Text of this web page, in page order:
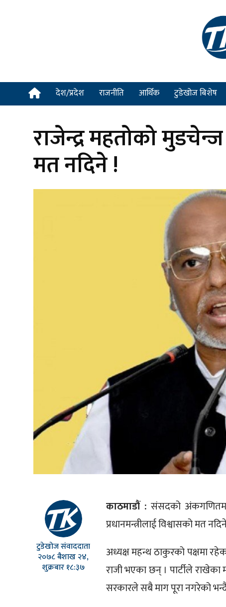
देश/प्रदेश राजनीति आर्थिक टुडेखोज बिशेष
राजेन्द्र महतोको मुडचेन्ज
मत नदिने !
टुडेखोज संवाददाता
२०७८ बैशाख २४,
शुक्रबार १८:३७
काठमाडौं : संसदको अंकगणितमा
प्रधानमन्त्रीलाई विश्वासको मत
अध्यक्ष महन्थ ठाकुरको पक्षमा
राजी भएका छन् । पार्टीले
सरकारले सबै माग पूरा नगरेको